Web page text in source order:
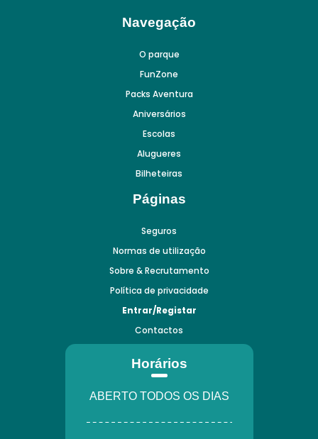
Navegação
O parque
FunZone
Packs Aventura
Aniversários
Escolas
Alugueres
Bilheteiras
Páginas
Seguros
Normas de utilização
Sobre & Recrutamento
Política de privacidade
Entrar/Registar
Contactos
Horários
ABERTO TODOS OS DIAS